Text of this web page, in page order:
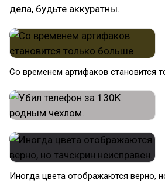
дела, будьте аккуратны.
Со временем артифаков становится
Иногда цвета отображаются верно,